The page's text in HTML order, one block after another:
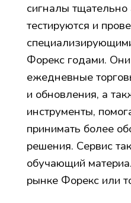
сигналы
тестируются и
Форекс годами.
ежедневные
и обновления, а
инструменты,
принимать более
решения. Сервис
обучающий
рынке Форекс или